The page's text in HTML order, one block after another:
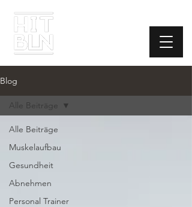
Blog
Alle Beiträge
Muskelaufbau
Gesundheit
Abnehmen
Personal Trainer
Alle Beiträge